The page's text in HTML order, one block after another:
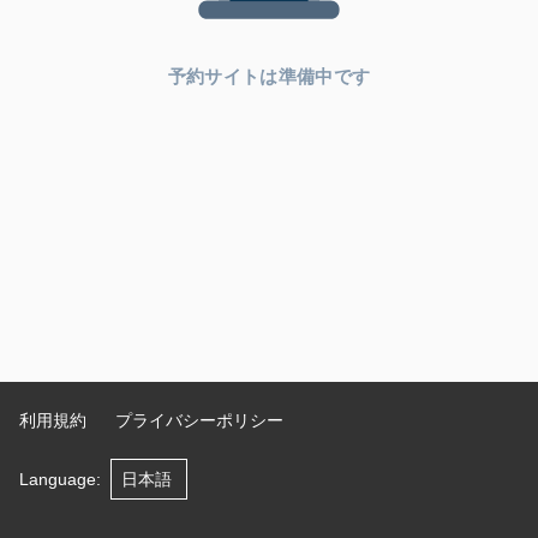
予約サイトは準備中です
利用規約 プライバシーポリシー
Language: